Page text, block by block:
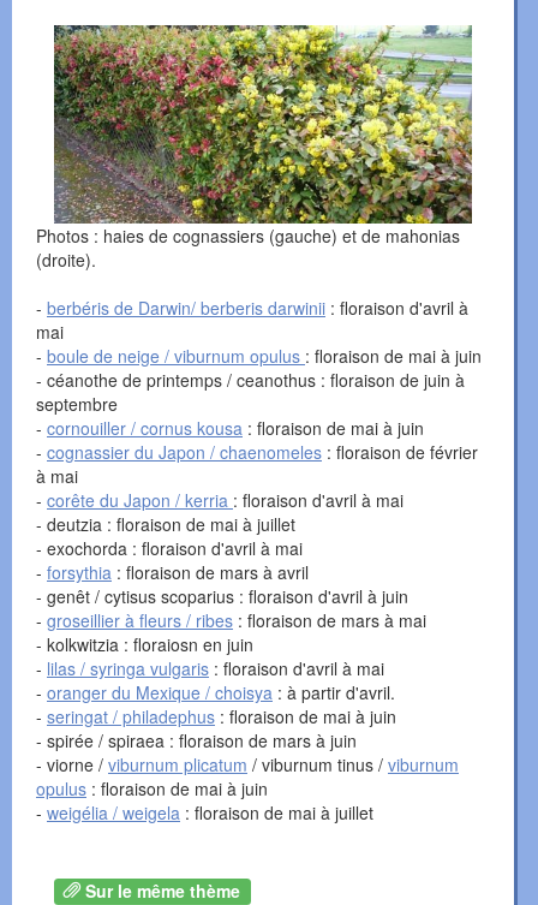
Photos : haies de cognassiers (gauche) et de mahonias
(droite).
- berbéris de Darwin/ berberis darwinii : floraison d'avril à
mai
- boule de neige / viburnum opulus : floraison de mai à juin
- céanothe de printemps / ceanothus : floraison de juin à
septembre
- cornouiller / cornus kousa : floraison de mai à juin
- cognassier du Japon / chaenomeles : floraison de février
à mai
- corête du Japon / kerria : floraison d'avril à mai
- deutzia : floraison de mai à juillet
- exochorda : floraison d'avril à mai
- forsythia : floraison de mars à avril
- genêt / cytisus scoparius : floraison d'avril à juin
- groseillier à fleurs / ribes : floraison de mars à mai
- kolkwitzia : floraiosn en juin
- lilas / syringa vulgaris : floraison d'avril à mai
- oranger du Mexique / choisya : à partir d'avril.
- seringat / philadephus : floraison de mai à juin
- spirée / spiraea : floraison de mars à juin
- viorne / viburnum plicatum / viburnum tinus / viburnum
opulus : floraison de mai à juin
- weigélia / weigela : floraison de mai à juillet
Sur le même thème